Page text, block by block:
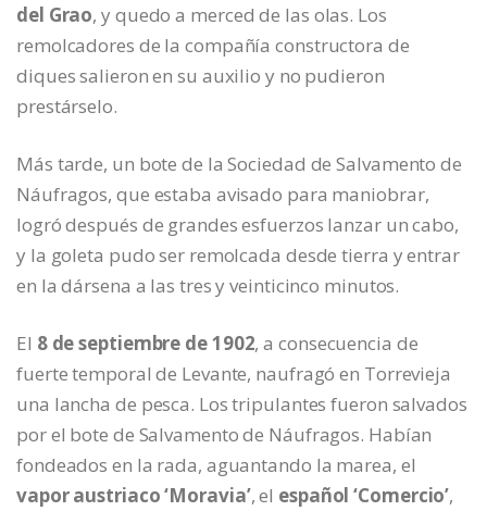
del Grao, y quedo a merced de las olas. Los
remolcadores de la compañía constructora de
diques salieron en su auxilio y no pudieron
prestárselo.
Más tarde, un bote de la Sociedad de Salvamento de
Náufragos, que estaba avisado para maniobrar,
logró después de grandes esfuerzos lanzar un cabo,
y la goleta pudo ser remolcada desde tierra y entrar
en la dársena a las tres y veinticinco minutos.
El 8 de septiembre de 1902, a consecuencia de
fuerte temporal de Levante, naufragó en Torrevieja
una lancha de pesca. Los tripulantes fueron salvados
por el bote de Salvamento de Náufragos. Habían
fondeados en la rada, aguantando la marea, el
vapor austriaco ‘Moravia’, el español ‘Comercio’,